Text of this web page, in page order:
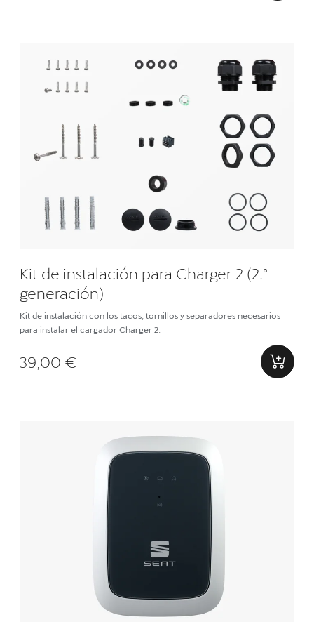
Kit de instalación para Charger 2 (2.ª
generación)
Kit de instalación con los tacos, tornillos y separadores necesarios
para instalar el cargador Charger 2.
39,00 €